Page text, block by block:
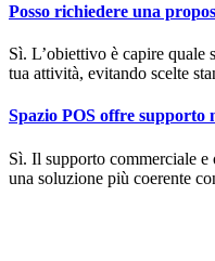
Posso richiedere una
Sì. L’obiettivo è capire quale
tua attività, evitando scelte
Spazio POS offre supporto
Sì. Il supporto commerciale
una soluzione più coerente